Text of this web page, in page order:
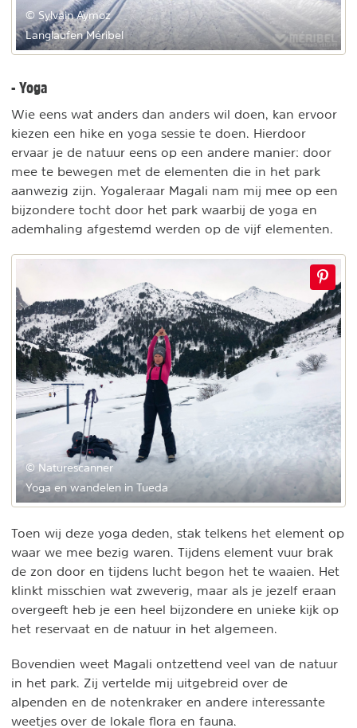
© Sylvain Aymoz
Langlaufen Méribel
- Yoga
Wie eens wat anders dan anders wil doen, kan ervoor
kiezen een hike en yoga sessie te doen. Hierdoor
ervaar je de natuur eens op een andere manier: door
mee te bewegen met de elementen die in het park
aanwezig zijn. Yogaleraar Magali nam mij mee op een
bijzondere tocht door het park waarbij de yoga en
ademhaling afgestemd werden op de vijf elementen.
© Naturescanner
Yoga en wandelen in Tueda
Toen wij deze yoga deden, stak telkens het element op
waar we mee bezig waren. Tijdens element vuur brak
de zon door en tijdens lucht begon het te waaien. Het
klinkt misschien wat zweverig, maar als je jezelf eraan
overgeeft heb je een heel bijzondere en unieke kijk op
het reservaat en de natuur in het algemeen.
Bovendien weet Magali ontzettend veel van de natuur
in het park. Zij vertelde mij uitgebreid over de
alpenden en de notenkraker en andere interessante
weetjes over de lokale flora en fauna.